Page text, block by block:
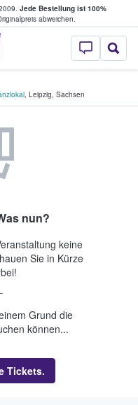
Jede Bestellung ist 100%
abweichen.
StubHub - Wo
, Leipzig, Sachsen
nun?
keine
Sie in Kürze
Grund die
können...
Tickets.